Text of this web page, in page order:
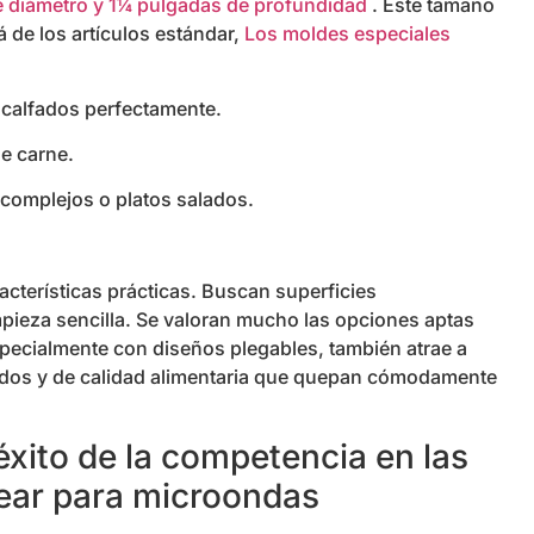
y 1¼ pulgadas de profundidad . Este tamaño
de los artículos estándar, Los moldes especiales
perfectamente.
carne.
o platos salados.
prácticas. Buscan superficies
sencilla. Se valoran mucho las opciones aptas
con diseños plegables, también atrae a
y de calidad alimentaria que quepan cómodamente
de la competencia en las
para microondas